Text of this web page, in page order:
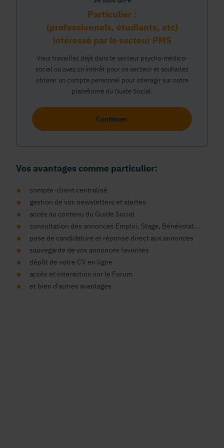
Particulier :
(professionnels, étudiants, etc)
intéressé par le secteur PMS
Vous travaillez déjà dans le secteur psycho-médico-
social ou avez un intérêt pour ce secteur et souhaitez
obtenir un compte personnel pour interagir sur notre
plateforme du Guide Social.
Continuer
Vos avantages comme particulier:
compte-client centralisé
gestion de vos newsletters et alertes
accés au contenu du Guide Social
consultation des annonces Emploi, Stage, Bénévolat...
pose de candidature et réponse direct aux annonces
sauvegarde de vos annonces favorites
dépôt de votre CV en ligne
accès et interaction sur le Forum
et bien d'autres avantages